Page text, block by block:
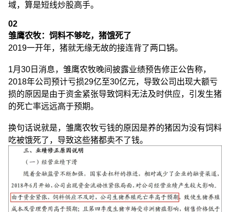
域，算是短线炒股高手。
02
雏鹰农牧：饲料不够吃，猪饿死了
2019一开年，猪就无缘无故的接连背了两口锅。
1月30日消息，雏鹰农牧晚间披露业绩预告修正公告称，
2018年公司预计亏损29亿至30亿元，导致公司出现大额亏
损的原因是由于资金紧张导致饲料无法及时供应，引发生猪
的死亡率远远高于预期。
换句话说就是，雏鹰农牧亏钱的原因是养的猪因为没有饲料
吃被饿死了，导致这些猪都卖不了钱。